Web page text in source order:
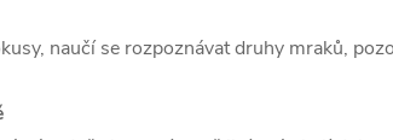
naučí se rozpoznávat druhy mraků,